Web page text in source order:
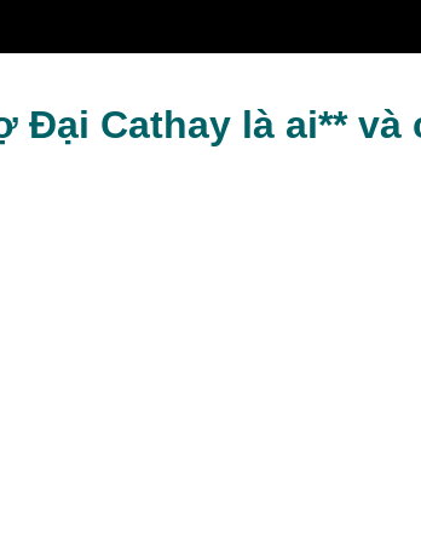
Đại Cathay là ai**